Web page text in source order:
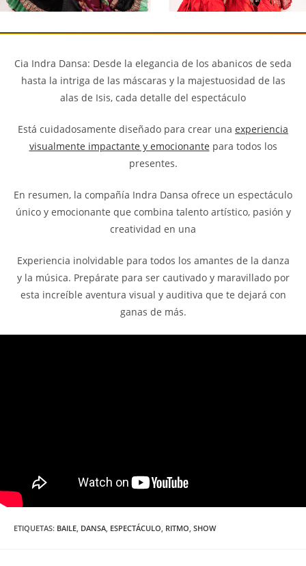
Cia Indra Dansa: Desde la elegancia de los abanicos de seda
hasta la intriga de las máscaras y la majestuosidad de las
alas de Isis, cada detalle del espectáculo
Está cuidadosamente diseñado para crear una experiencia
visualmente impactante y emocionante para todos los
presentes.
En resumen, la compañía Indra Dansa ofrece un espectáculo
único y emocionante que combina talento artístico, pasión y
creatividad en una
Experiencia inolvidable para todos los amantes de la danza
y la música. Prepárate para ser cautivado y maravillado por
esta increíble aventura visual y auditiva que te dejará con
ganas de más.
ETIQUETAS: BAILE, DANSA, ESPECTÁCULO, RITMO, SHOW